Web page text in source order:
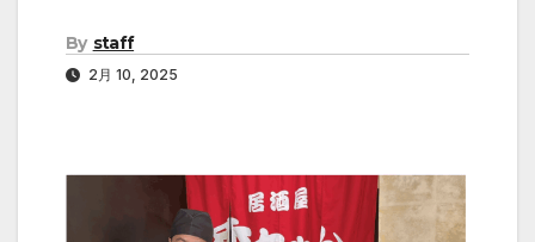
By staff
2月 10, 2025